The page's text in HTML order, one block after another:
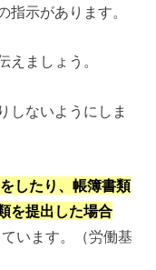
指示があります。
えましょう。
しないようにしま
したり、帳簿書類
を提出した場合
います。（労働基